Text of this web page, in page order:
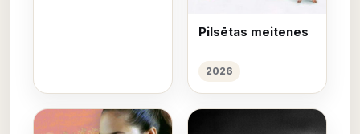
Pilsētas meitenes
2026